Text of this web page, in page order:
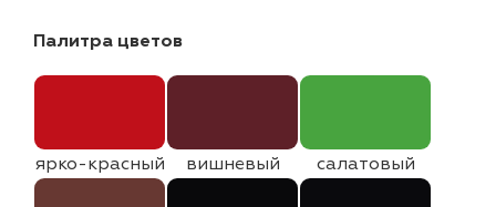
Палитра цветов
ярко-красный вишневый салатовый